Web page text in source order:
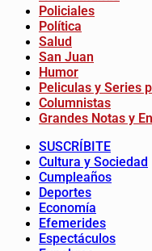
Policiales
Política
Salud
San Juan
Humor
Peliculas y Series
Columnistas
Grandes Notas y
SUSCRÍBITE
Cultura y Sociedad
Cumpleaños
Deportes
Economía
Efemerides
Espectáculos